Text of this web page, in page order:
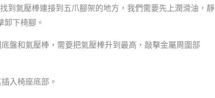
到氣壓棒連接到五爪腳架的地方，我們需要先上潤滑油，靜
卸下椅腳。
盤和氣壓棒，需要把氣壓棒升到最高，敲擊金屬周圍部
入椅座底部。